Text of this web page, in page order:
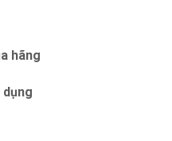
hãng